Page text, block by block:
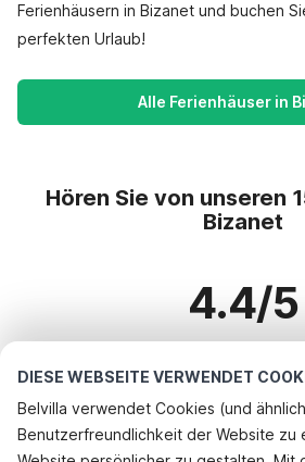
DIESE WEBSEITE VERWENDET
Belvilla verwendet Cookies (und
Benutzerfreundlichkeit der Website zu
Ferienhäusern in Bizanet und buchen
perfekten Urlaub!
Alle Ferienhäuser in
Hören Sie von unseren
Bizanet
4.4/5
Beliebteste Reiseziele für